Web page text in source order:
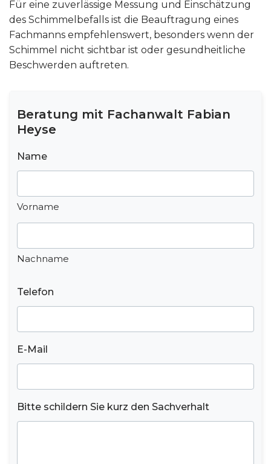
Für eine zuverlässige Messung und Einschätzung
des Schimmelbefalls ist die Beauftragung eines
Fachmanns empfehlenswert, besonders wenn der
Schimmel nicht sichtbar ist oder gesundheitliche
Beschwerden auftreten.
Beratung mit Fachanwalt Fabian
Heyse
Name
Vorname
Nachname
Telefon
E-Mail
Bitte schildern Sie kurz den Sachverhalt